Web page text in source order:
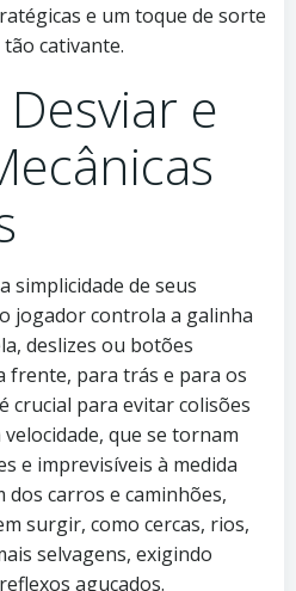
e um toque de sorte
cativante.
e
simplicidade de seus
jogador controla a galinha
deslizes ou botões
frente, para trás e para os
crucial para evitar colisões
que se tornam
e imprevisíveis à medida
dos carros e caminhões,
surgir, como cercas, rios,
selvagens, exigindo
aguçados.